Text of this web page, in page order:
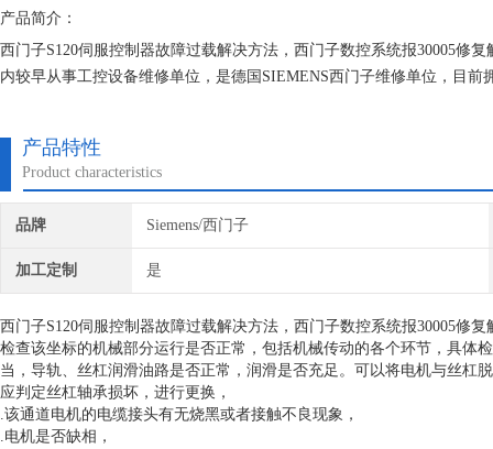
产品简介：
西门子S120伺服控制器故障过载解决方法，西门子数控系统报30005修
内较早从事工控设备维修单位，是德国SIEMENS西门子维修单位，目
产品特性
Product characteristics
品牌 Siemens/西门子
加工定制 是
西门子S120伺服控制器故障过载解决方法，西门子数控系统报30005修
检查该坐标的机械部分运行是否正常，包括机械传动的各个环节，具体
当，导轨、丝杠润滑油路是否正常，润滑是否充足。可以将电机与丝杠
应判定丝杠轴承损坏，进行更换，
.该通道电机的电缆接头有无烧黑或者接触不良现象，
.电机是否缺相，